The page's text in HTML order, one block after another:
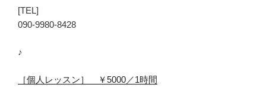
[TEL]
090-9980-8428
♪
［個人レッスン］ ￥5000／1時間